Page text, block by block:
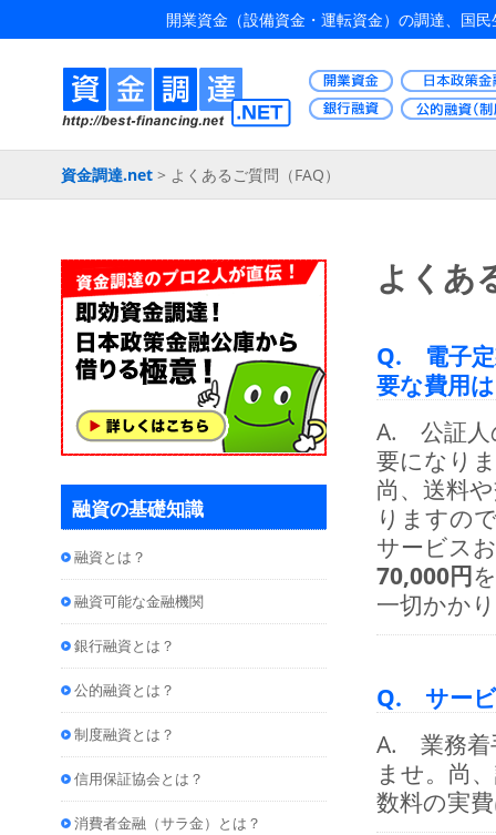
開業資金（設備資金・運転資金）の調達、国
資金調達.net > よくあるご質問（FAQ）
よくあ
Q. 電子定
要な費用
A. 公証人
要になり
尚、送料
りますの
サービス
70,000円
一切かか
Q. サービ
A. 業務着
ませ。尚
数料の実
融資の基礎知識
融資とは？
融資可能な金融機関
銀行融資とは？
公的融資とは？
制度融資とは？
信用保証協会とは？
消費者金融（サラ金）とは？